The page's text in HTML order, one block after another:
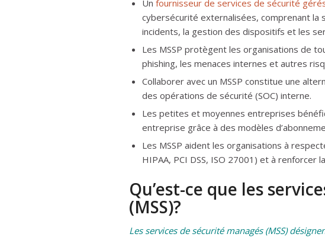
Un fournisseur de services de sécurité
cybersécurité externalisées, comprenant la
incidents, la gestion des dispositifs et les
Les MSSP protègent les organisations de
phishing, les menaces internes et autres
Collaborer avec un MSSP constitue une
des opérations de sécurité (SOC) interne.
Les petites et moyennes entreprises
entreprise grâce à des modèles
Les MSSP aident les organisations à
HIPAA, PCI DSS, ISO 27001) et à renforcer
Qu’est-ce que les
(MSS)?
Les services de sécurité managés (MSS)